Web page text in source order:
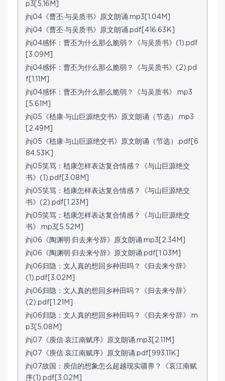
p3[5.16M]
jhj04《曹丕·与吴质书》原文朗诵.mp3[1.04M]
jhj04《曹丕·与吴质书》原文朗诵.pdf[416.63K]
jhj04感怀：曹丕为什么那么脆弱？《与吴质书》(1).pdf
[3.09M]
jhj04感怀：曹丕为什么那么脆弱？《与吴质书》(2).pd
f[1.11M]
jhj04感怀：曹丕为什么那么脆弱？《与吴质书》.mp3
[5.61M]
jhj05《嵇康·与山巨源绝交书》原文朗诵（节选）.mp3
[2.49M]
jhj05《嵇康·与山巨源绝交书》原文朗诵（节选）.pdf[6
84.53K]
jhj05笑骂：嵇康怎样表达复合情感？《与山巨源绝交
书》(1).pdf[3.08M]
jhj05笑骂：嵇康怎样表达复合情感？《与山巨源绝交
书》(2).pdf[1.23M]
jhj05笑骂：嵇康怎样表达复合情感？《与山巨源绝交
书》.mp3[5.52M]
jhj06《陶渊明·归去来兮辞》原文朗诵.mp3[2.34M]
jhj06《陶渊明·归去来兮辞》原文朗诵.pdf[1.03M]
jhj06归隐：文人真的想回乡种田吗？《归去来兮辞》
(1).pdf[3.02M]
jhj06归隐：文人真的想回乡种田吗？《归去来兮辞》
(2).pdf[1.21M]
jhj06归隐：文人真的想回乡种田吗？《归去来兮辞》.m
p3[5.08M]
jhj07《庾信·哀江南赋序》原文朗诵.mp3[2.11M]
jhj07《庾信·哀江南赋序》原文朗诵.pdf[993.11K]
jhj07故国：庾信的想象怎么超越现实疆界？《哀江南赋
序(1).pdf[3.02M]